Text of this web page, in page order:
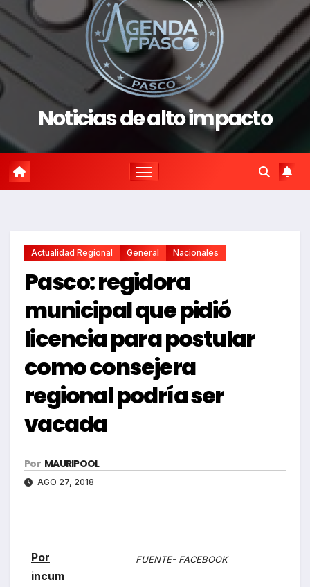
Noticias de alto impacto
Actualidad Regional General Nacionales
Pasco: regidora
municipal que pidió
licencia para postular
como consejera
regional podría ser
vacada
Por MAURIPOOL
AGO 27, 2018
FUENTE- FACEBOOK
Por
incum